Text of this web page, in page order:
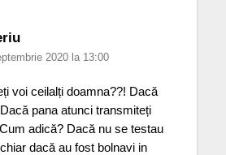
2020 la 13:00
voi ceilalți doamna??! Dacă
pana atunci transmiteți
adică? Dacă nu se testau
dacă au fost bolnavi in